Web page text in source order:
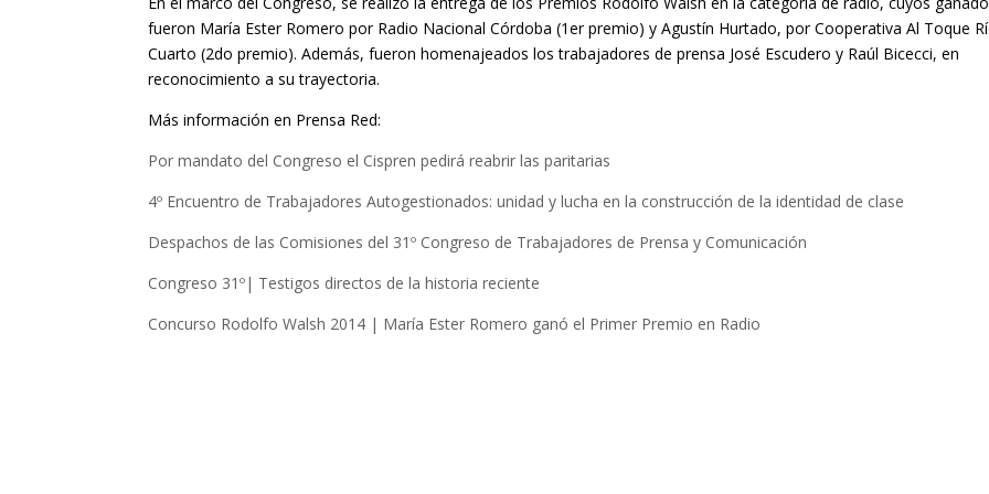
fueron María Ester Romero por Radio Nacional Córdoba (1er premio) y Agustín Hurtado, por Cooperativa Al Toque
Cuarto (2do premio). Además, fueron homenajeados los trabajadores de prensa José Escudero y Raúl Bicecci, en
reconocimiento a su trayectoria.
Más información en Prensa Red:
Por mandato del Congreso el Cispren pedirá reabrir las paritarias
4º Encuentro de Trabajadores Autogestionados: unidad y lucha en la construcción de la identidad de clase
Despachos de las Comisiones del 31º Congreso de Trabajadores de Prensa y Comunicación
Congreso 31º| Testigos directos de la historia reciente
Concurso Rodolfo Walsh 2014 | María Ester Romero ganó el Primer Premio en Radio